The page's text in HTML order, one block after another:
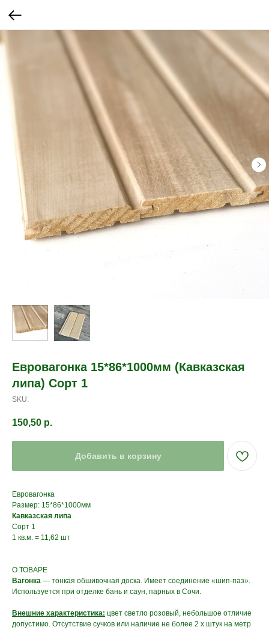
Евровагонка 15*86*1000мм (Кавказская
липа) Сорт 1
SKU:
150,50 р.
Добавить в корзину
Евровагонка
Размер: 15*86*1000мм
Кавказская липа
Сорт 1
1 кв.м. = 11,62 шт
О ТОВАРЕ
Вагонка — тонкая обшивочная доска. Имеет соединение «шип-паз».
Используется при отделке бань и саун, парных в Сочи.
Внешние характеристика: цвет светло розовый, небольшое отличие
допустимо. Отсутствие сучков или наличие не более 2 х штук на метр